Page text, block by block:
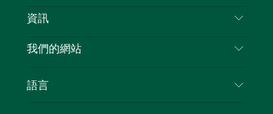
隱私
Cookie 通知
目的地
新南威爾士州公路旅行
活動
資訊
旅行資訊
新南威爾士州的商業
我們的網站
語言